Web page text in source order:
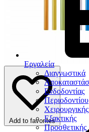
Εργαλεία
Διαγνωστικά
Ενδοδοντίας
Περιοδοντίου
Χειρουργικής
Εξακτικής
Προσθετικής
Add to favorites